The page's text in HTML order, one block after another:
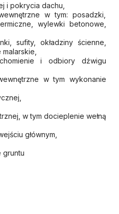
i pokrycia dachu,
w tym: posadzki,
wylewki betonowe,
sufity, okładziny ścienne,
i odbiory dźwigu
w tym wykonanie
w tym docieplenie wełną
głównym,
gruntu